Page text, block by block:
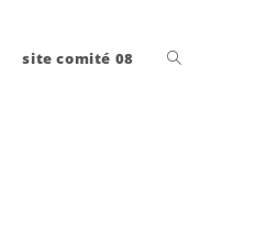
site comité 08 Toggle